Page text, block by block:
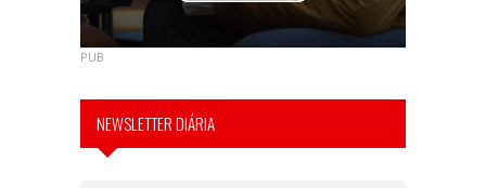
PUB
NEWSLETTER DIÁRIA